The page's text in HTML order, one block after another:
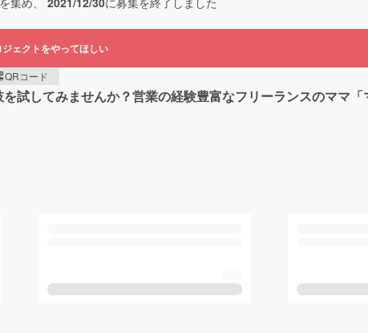
ェクトをやってほしい
QRコード
試してみませんか？営業の経験豊富なフリーランスのママ「